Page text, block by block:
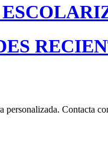
personalizada. Contacta